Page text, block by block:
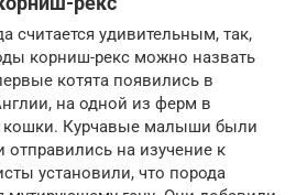
считается удивительным, так,
корниш-рекс можно назвать
котята появились в
на одной из ферм в
кошки. Курчавые малыши были
отправились на изучение к
установили, что порода